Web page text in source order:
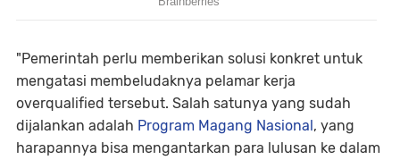
"Pemerintah perlu memberikan solusi konkret untuk
mengatasi membeludaknya pelamar kerja
overqualified tersebut. Salah satunya yang sudah
dijalankan adalah Program Magang Nasional, yang
harapannya bisa mengantarkan para lulusan ke dalam